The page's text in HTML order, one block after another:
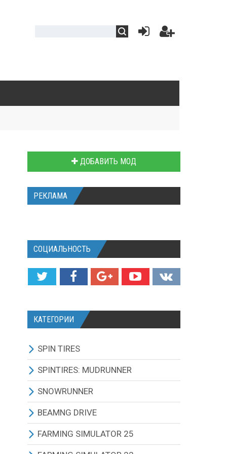
ДОБАВИТЬ МОД
РЕКЛАМА
СОЦИАЛЬНОСТЬ
КАТЕГОРИИ
SPIN TIRES
СКАЧАТЬ ИГРУ
ВСЕ МОДЫ
ТЕХНИКА
КАРТЫ
SPINTIRES: MUDRUNNER
ВСЕ МОДЫ
ГРУЗОВИКИ
ВНЕДОРОЖНИКИ
SNOWRUNNER
ВСЕ МОДЫ
ГРУЗОВИКИ
BEAMNG DRIVE
BEAMNG DRIVE ИГРА И
ОБНОВЛЕНИЯ
FARMING SIMULATOR 25